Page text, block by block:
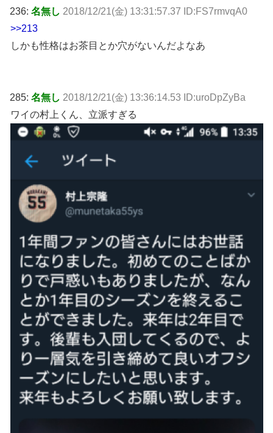
236: 名無し 2018/12/21(金) 13:31:57.37 ID:FS7rmvqA0
>>213
しかも性格はお茶目とか穴がないんだよなあ
285: 名無し 2018/12/21(金) 13:36:14.53 ID:uroDpZyBa
ワイの村上くん、立派すぎる